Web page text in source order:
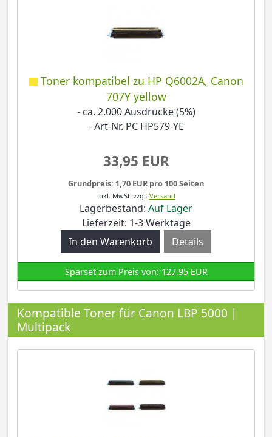
Toner kompatibel zu HP Q6002A, Canon
707Y yellow
- ca. 2.000 Ausdrucke (5%)
- Art-Nr. PC HP579-YE
33,95 EUR
Grundpreis: 1,70 EUR pro 100 Seiten
inkl. MwSt. zzgl. Versand
Lagerbestand: Auf Lager
Lieferzeit: 1-3 Werktage
Details
Sparset zum Preis von: 127,95 EUR
Kompatible Toner für Canon LBP 5000 |
Multipack